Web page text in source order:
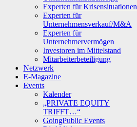
Experten für Krisensituationen
Experten für
Unternehmensverkauf/M&A
Experten für
Unternehmervermögen
Investoren im Mittelstand
Mitarbeiterbeteiligung
Netzwerk
E-Magazine
Events
Kalender
„PRIVATE EQUITY
TRIFFT…“
GoingPublic Events